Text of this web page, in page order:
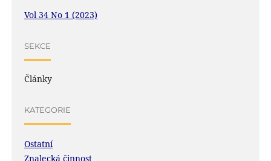
Vol 34 No 1 (2023)
SEKCE
Články
KATEGORIE
Ostatní
Znalecká činnost